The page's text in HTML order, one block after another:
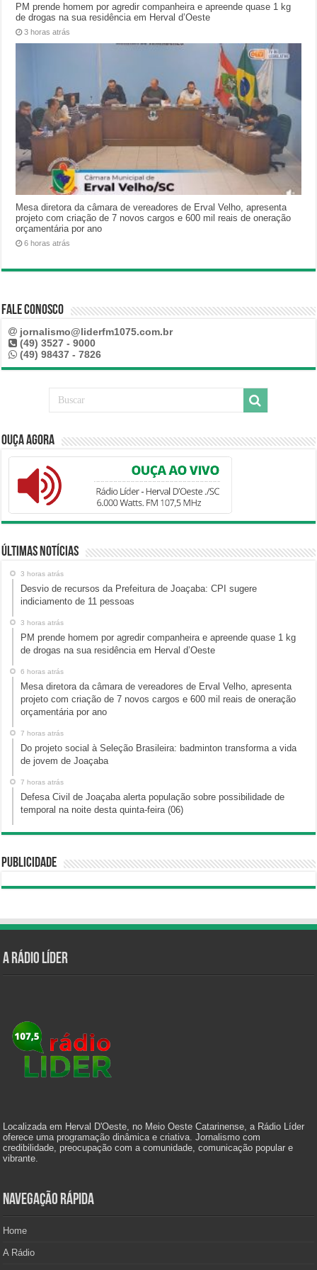
PM prende homem por agredir companheira e apreende quase 1 kg
de drogas na sua residência em Herval d’Oeste
3 horas atrás
Mesa diretora da câmara de vereadores de Erval Velho, apresenta
projeto com criação de 7 novos cargos e 600 mil reais de oneração
orçamentária por ano
6 horas atrás
Fale Conosco
jornalismo@liderfm1075.com.br
(49) 3527 - 9000
(49) 98437 - 7826
Ouça Agora
Últimas Notícias
3 horas atrás
Desvio de recursos da Prefeitura de Joaçaba: CPI sugere
indiciamento de 11 pessoas
3 horas atrás
PM prende homem por agredir companheira e apreende quase 1 kg
de drogas na sua residência em Herval d’Oeste
6 horas atrás
Mesa diretora da câmara de vereadores de Erval Velho, apresenta
projeto com criação de 7 novos cargos e 600 mil reais de oneração
orçamentária por ano
7 horas atrás
Do projeto social à Seleção Brasileira: badminton transforma a vida
de jovem de Joaçaba
7 horas atrás
Defesa Civil de Joaçaba alerta população sobre possibilidade de
temporal na noite desta quinta-feira (06)
Publicidade
A Rádio Líder
Localizada em Herval D'Oeste, no Meio Oeste Catarinense, a Rádio Líder
oferece uma programação dinâmica e criativa. Jornalismo com
credibilidade, preocupação com a comunidade, comunicação popular e
vibrante.
Navegação Rápida
Home
A Rádio